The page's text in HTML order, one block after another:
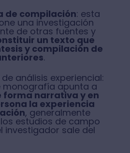
de compilación: esta
una investigación
de otras fuentes y
un texto que
y compilación de
.
análisis experiencial:
monografía apunta a
forma narrativa y en
la experiencia
, generalmente
estudios de campo
investigador sale del